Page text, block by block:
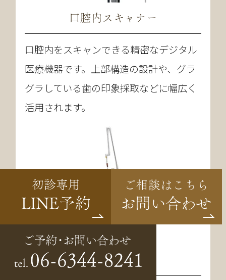
口腔内スキャナー
口腔内をスキャンできる精密なデジタル
医療機器です。上部構造の設計や、グラ
グラしている歯の印象採取などに幅広く
活用されます。
CO2レーザー